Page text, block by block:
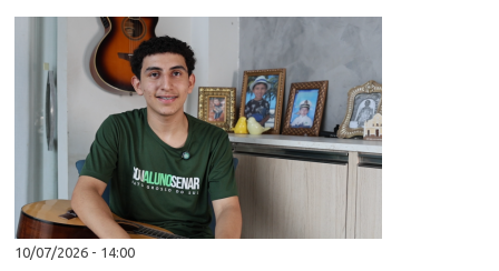
10/07/2026 - 14:00